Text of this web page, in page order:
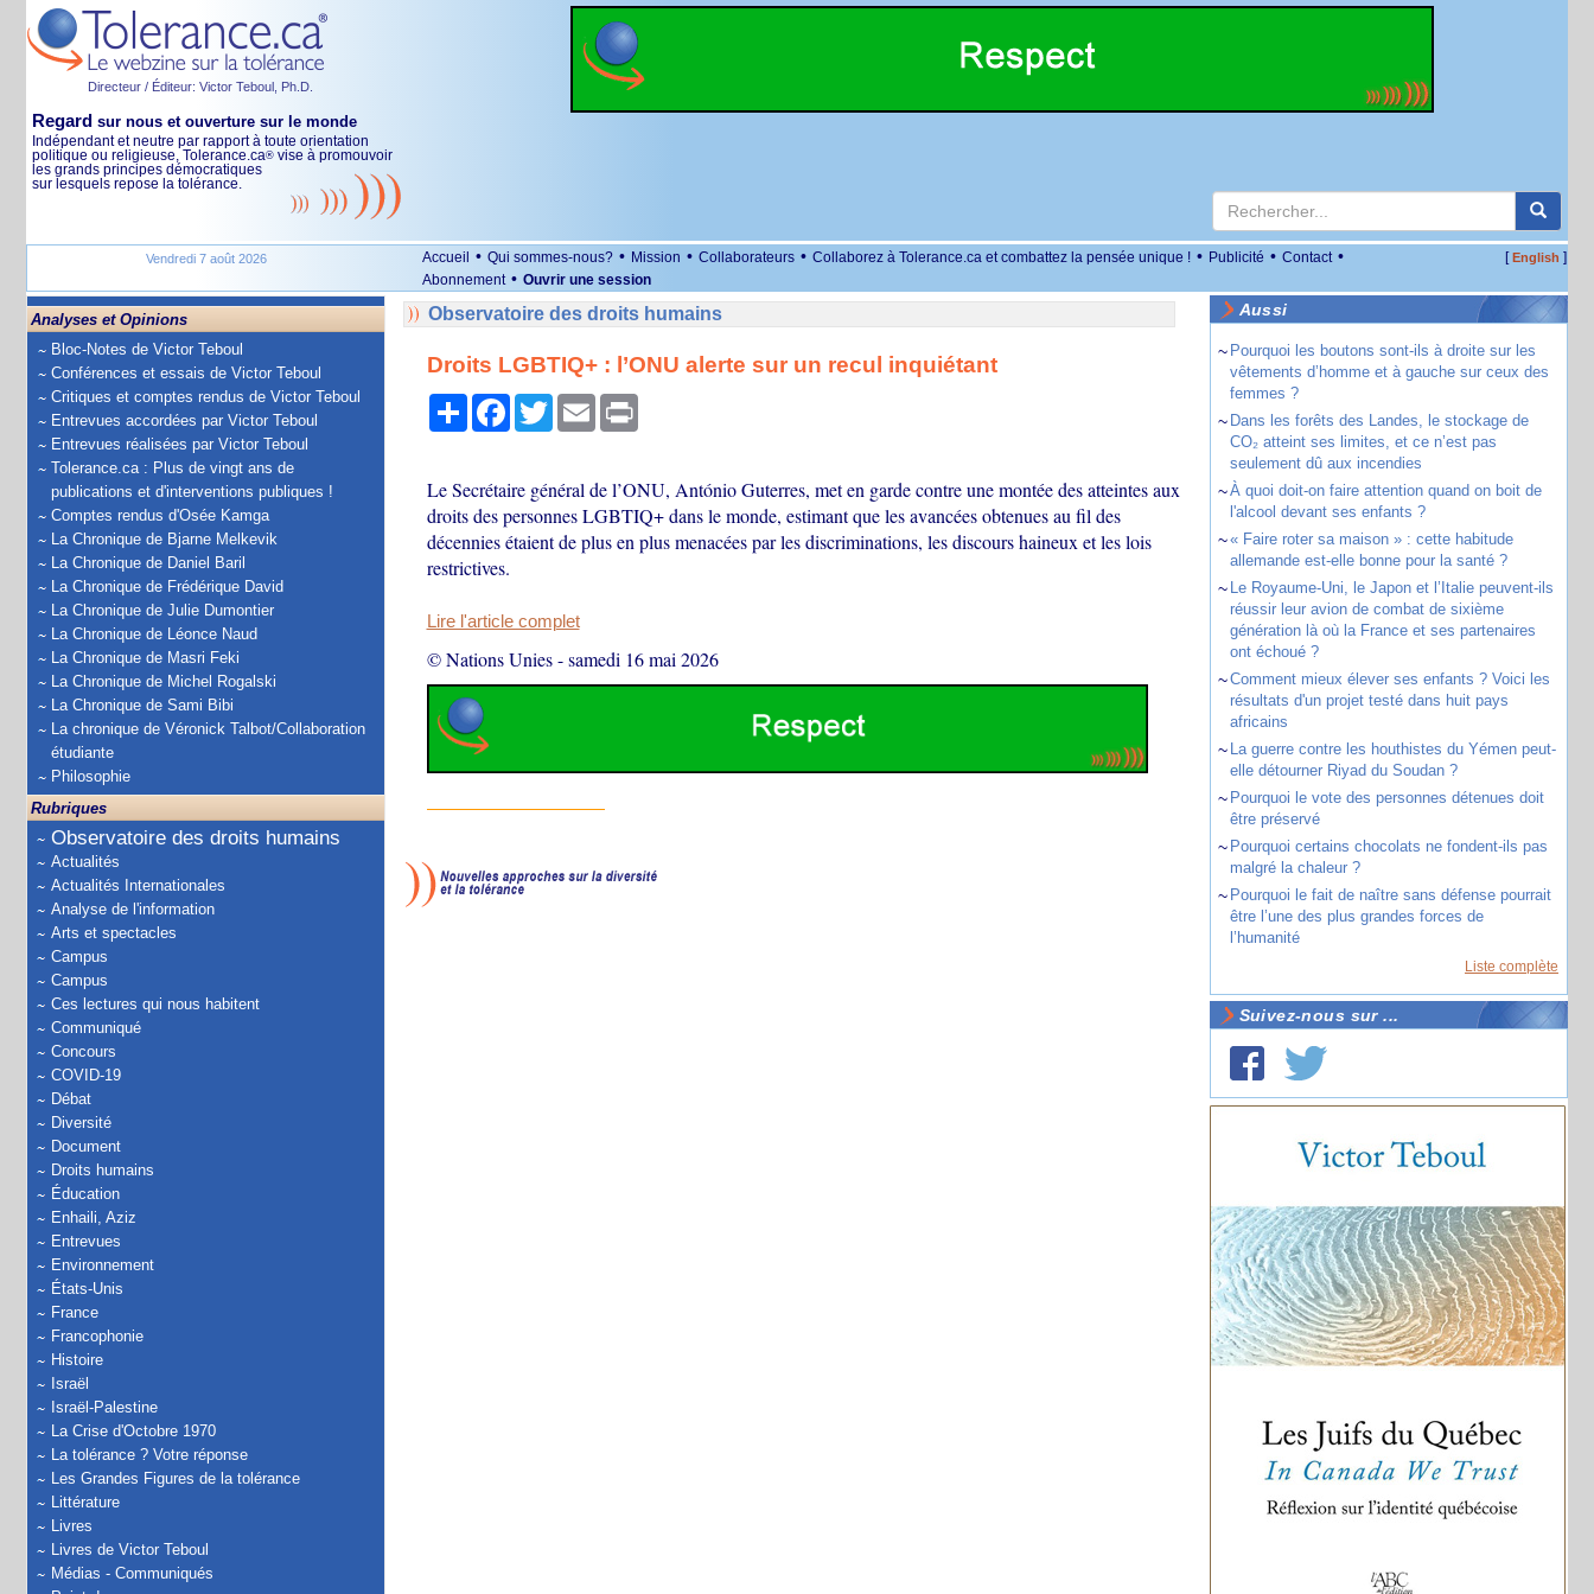
Directeur / Éditeur: Victor Teboul, Ph.D.
Regard sur nous et ouverture sur le monde
Indépendant et neutre par rapport à toute orientation
politique ou religieuse, Tolerance.ca® vise à promouvoir
les grands principes démocratiques
sur lesquels repose la tolérance.
Vendredi 7 août 2026 Accueil • Qui sommes-nous? • Mission • Collaborateurs • Collaborez à Tolerance.ca et combattez la pensée unique ! • Publicité • Contact •
Abonnement • Ouvrir une session
[English ]
Analyses et Opinions
Bloc-Notes de Victor Teboul
Conférences et essais de Victor Teboul
Critiques et comptes rendus de Victor Teboul
Entrevues accordées par Victor Teboul
Entrevues réalisées par Victor Teboul
Tolerance.ca : Plus de vingt ans de
publications et d'interventions publiques !
Comptes rendus d'Osée Kamga
La Chronique de Bjarne Melkevik
La Chronique de Daniel Baril
La Chronique de Frédérique David
La Chronique de Julie Dumontier
La Chronique de Léonce Naud
La Chronique de Masri Feki
La Chronique de Michel Rogalski
La Chronique de Sami Bibi
La chronique de Véronick Talbot/Collaboration
étudiante
Philosophie
Rubriques
Observatoire des droits humains
Actualités
Actualités Internationales
Analyse de l'information
Arts et spectacles
Campus
Campus
Ces lectures qui nous habitent
Communiqué
Concours
COVID-19
Débat
Diversité
Document
Droits humains
Éducation
Enhaili, Aziz
Entrevues
Environnement
États-Unis
France
Francophonie
Histoire
Israël
Israël-Palestine
La Crise d'Octobre 1970
La tolérance ? Votre réponse
Les Grandes Figures de la tolérance
Littérature
Livres
Livres de Victor Teboul
Médias - Communiqués
Observatoire des droits humains
Droits LGBTIQ+ : l’ONU alerte sur un recul inquiétant
PartagerFacebook
TwitterEmail Print
Le Secrétaire général de l’ONU, António Guterres, met en garde contre une montée des atteintes aux
droits des personnes LGBTIQ+ dans le monde, estimant que les avancées obtenues au fil des
décennies étaient de plus en plus menacées par les discriminations, les discours haineux et les lois
restrictives.
Lire l'article complet
© Nations Unies-samedi 16 mai 2026
Aussi
~ Pourquoi les boutons sont-ils à droite sur les
vêtements d’homme et à gauche sur ceux des
femmes ?
~ Dans les forêts des Landes, le stockage de
CO₂ atteint ses limites, et ce n’est pas
seulement dû aux incendies
~À quoi doit-on faire attention quand on boit de
l'alcool devant ses enfants ?
~« Faire roter sa maison » : cette habitude
allemande est-elle bonne pour la santé ?
~ Le Royaume-Uni, le Japon et l’Italie peuvent-ils
réussir leur avion de combat de sixième
génération là où la France et ses partenaires
ont échoué ?
~Comment mieux élever ses enfants ? Voici les
résultats d'un projet testé dans huit pays
africains
~ La guerre contre les houthistes du Yémen peut-
elle détourner Riyad du Soudan ?
~ Pourquoi le vote des personnes détenues doit
être préservé
~ Pourquoi certains chocolats ne fondent-ils pas
malgré la chaleur ?
~ Pourquoi le fait de naître sans défense pourrait
être l’une des plus grandes forces de
l’humanité
Liste complète
Suivez-nous sur ...